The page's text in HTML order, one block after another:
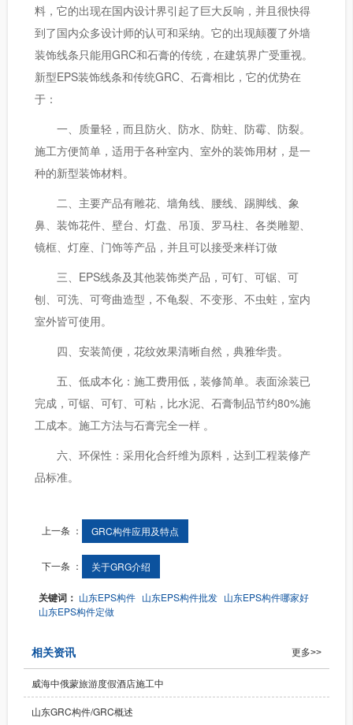
料，它的出现在国内设计界引起了巨大反响，并且很快得
到了国内众多设计师的认可和采纳。它的出现颠覆了外墙
装饰线条只能用GRC和石膏的传统，在建筑界广受重视。
新型EPS装饰线条和传统GRC、石膏相比，它的优势在
于：
一、质量轻，而且防火、防水、防蛀、防霉、防裂。
施工方便简单，适用于各种室内、室外的装饰用材，是一
种的新型装饰材料。
二、主要产品有雕花、墙角线、腰线、踢脚线、象
鼻、装饰花件、壁台、灯盘、吊顶、罗马柱、各类雕塑、
镜框、灯座、门饰等产品，并且可以接受来样订做
三、EPS线条及其他装饰类产品，可钉、可锯、可
刨、可洗、可弯曲造型，不龟裂、不变形、不虫蛀，室内
室外皆可使用。
四、安装简便，花纹效果清晰自然，典雅华贵。
五、低成本化：施工费用低，装修简单。表面涂装已
完成，可锯、可钉、可粘，比水泥、石膏制品节约80%施
工成本。施工方法与石膏完全一样 。
六、环保性：采用化合纤维为原料，达到工程装修产
品标准。
上一条 ： GRC构件应用及特点
下一条 ： 关于GRG介绍
关键词： 山东EPS构件 山东EPS构件批发 山东EPS构件哪家好
山东EPS构件定做
相关资讯 更多>>
威海中俄蒙旅游度假酒店施工中
山东GRC构件/GRC概述